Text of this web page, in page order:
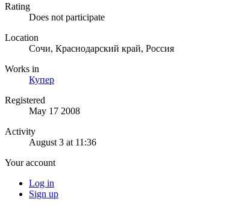
Rating
Does not participate
Location
Сочи, Краснодарский край, Россия
Works in
Купер
Registered
May 17 2008
Activity
August 3 at 11:36
Your account
Log in
Sign up